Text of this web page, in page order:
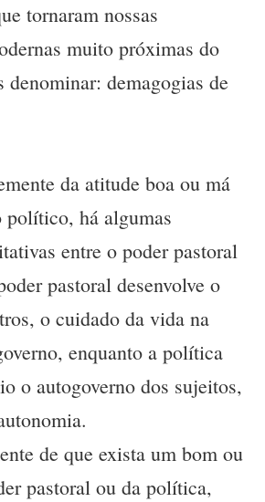
tornaram nossas
muito próximas do
denominar: demagogias de
da atitude boa ou má
político, há algumas
entre o poder pastoral
pastoral desenvolve o
o cuidado da vida na
enquanto a política
o autogoverno dos sujeitos,
de que exista um bom ou
pastoral ou da política,